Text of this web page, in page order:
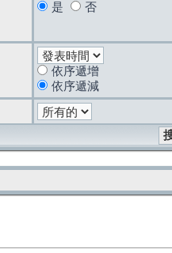
是 否
依序遞增
依序遞減